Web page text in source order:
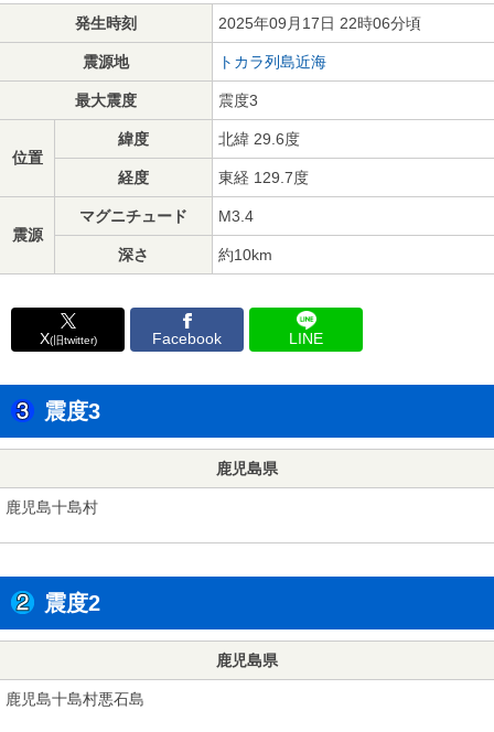
発生時刻 2025年09月17日 22時06分頃
震源地 トカラ列島近海
最大震度 震度3
位置
緯度 北緯 29.6度
経度 東経 129.7度
震源
マグニチュード M3.4
深さ 約10km
X(旧twitter) Facebook LINE
震度3
鹿児島県
鹿児島十島村
震度2
鹿児島県
鹿児島十島村悪石島